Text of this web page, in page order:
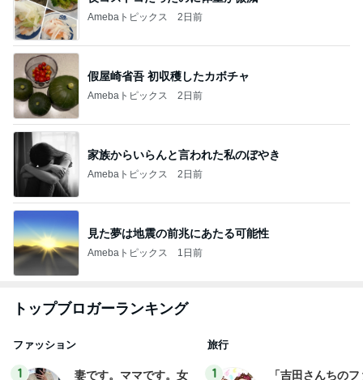
Amebaトピックス 2日前
假屋崎省吾 初収穫したカボチャ
Amebaトピックス 2日前
家族からいらんと言われた私のぼやき
Amebaトピックス 2日前
見た夢は地震の前兆にあたる可能性
Amebaトピックス 1日前
トップブロガーランキング
ファッション
1
妻です。ママです。女
旅行
1
「吉田さんちの